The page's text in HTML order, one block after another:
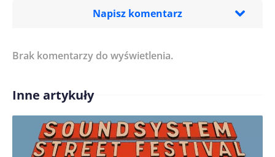
Napisz komentarz
Treść komentarza*
Imię/ Nick*
Brak komentarzy do wyświetlenia.
Inne artykuły